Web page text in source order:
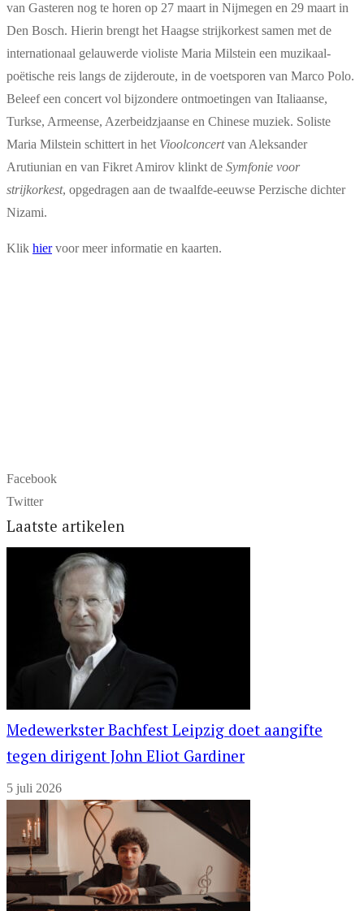
van Gasteren nog te horen op 27 maart in Nijmegen en 29 maart in
Den Bosch. Hierin brengt het Haagse strijkorkest samen met de
internationaal gelauwerde violiste Maria Milstein een muzikaal-
poëtische reis langs de zijderoute, in de voetsporen van Marco Polo.
Beleef een concert vol bijzondere ontmoetingen van Italiaanse,
Turkse, Armeense, Azerbeidzjaanse en Chinese muziek. Soliste
Maria Milstein schittert in het Vioolconcertvan Aleksander
Arutiunian en van Fikret Amirov klinkt de Symfonie voor
strijkorkest, opgedragen aan de twaalfde-eeuwse Perzische dichter
Nizami.
Klik hiervoor meer informatie en kaarten.
Facebook
Twitter
Laatste artikelen
Medewerkster Bachfest Leipzig doet aangifte
tegen dirigent John Eliot Gardiner
5 juli 2026